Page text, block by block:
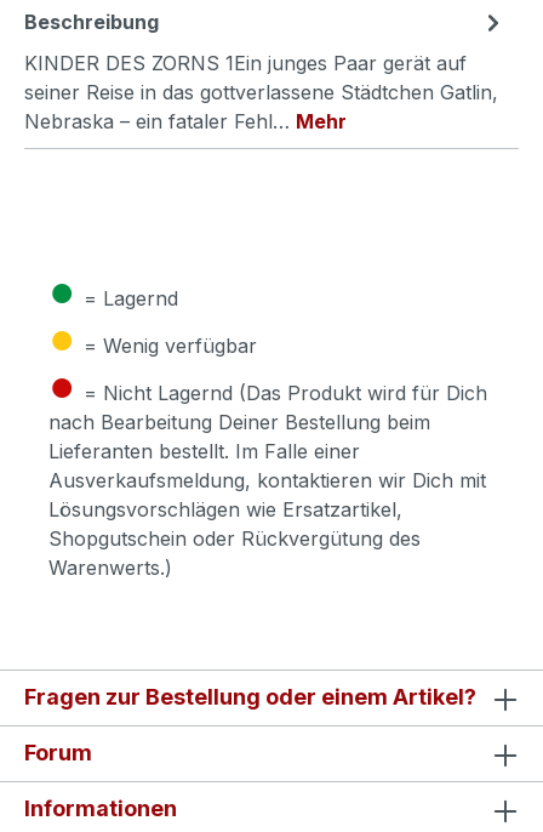
Beschreibung
KINDER DES ZORNS 1Ein junges Paar gerät auf
seiner Reise in das gottverlassene Städtchen Gatlin,
Nebraska – ein fataler Fehl… Mehr
● = Lagernd
● = Wenig verfügbar
● = Nicht Lagernd (Das Produkt wird für Dich
nach Bearbeitung Deiner Bestellung beim
Lieferanten bestellt. Im Falle einer
Ausverkaufsmeldung, kontaktieren wir Dich mit
Lösungsvorschlägen wie Ersatzartikel,
Shopgutschein oder Rückvergütung des
Warenwerts.)
Fragen zur Bestellung oder einem Artikel?
Forum
Informationen